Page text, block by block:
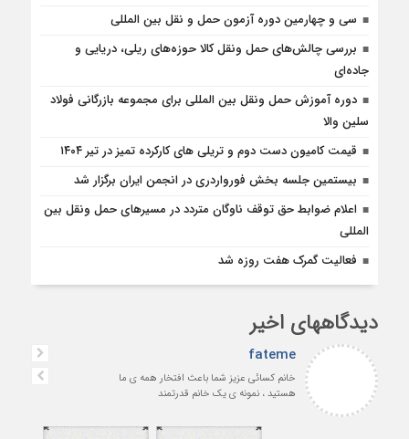
سی و چهارمین دوره آزمون حمل و نقل بین المللی
بررسی چالش‌های حمل ونقل کالا حوزه‌های ریلی، دریایی و
جاده‌ای
دوره آموزش حمل ونقل بین المللی برای مجموعه بازرگانی فولاد
سلین والا
قیمت کامیون دست دوم و تریلی‌ های کارکرده تمیز در تیر ۱۴۰۴
بیستمین جلسه بخش فورواردری در انجمن ایران برگزار شد
اعلام ضوابط حق توقف ناوگان متردد در مسيرهاى حمل ونقل بين
المللى
فعالیت گمرک هفت روزه شد
دیدگاههای اخیر
fateme
خانم کسائی عزیز شما باعث افتخار همه ی ما
هستید ، نمونه ی یک خانم قدرتمند